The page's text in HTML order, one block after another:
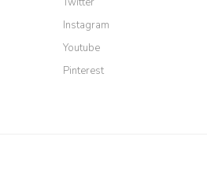
Instagram
Youtube
Pinterest